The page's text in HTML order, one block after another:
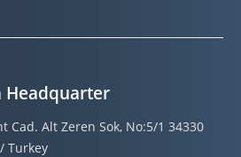
Headquarter
Cad. Alt Zeren Sok, No:5/1 34330
Turkey